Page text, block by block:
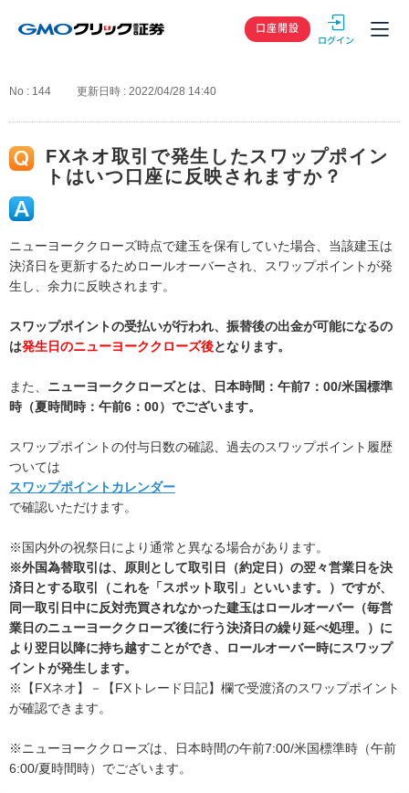
GMOクリック
口座開設
No : 144 更新日時 : 2022/04/28 14:40
FXネオ取引で発生したスワップポイン
トはいつ口座に反映されますか？
ニューヨーククローズ時点で建玉を保有していた場合、当該建玉は
決済日を更新するためロールオーバーされ、スワップポイントが発
生し、余力に反映されます。
スワップポイントの受払いが行われ、振替後の出金が可能になるの
は発生日のニューヨーククローズ後となります。
また、 ニューヨーククローズとは、日本時間：午前7：00/米国標準
時（夏時間時：午前6：00）でございます。
スワップポイントの付与日数の確認、過去のスワップポイント履歴
ついては
スワップポイントカレンダー
で確認いただけます。
※国内外の祝祭日により通常と異なる場合があります。
※外国為替取引は、原則として取引日（約定日）の翌々営業日を決
済日とする取引（これを「スポット取引」といいます。）ですが、
同一取引日中に反対売買されなかった建玉はロールオーバー（毎営
業日のニューヨーククローズ後に行う決済日の繰り延べ処理。）に
より翌日以降に持ち越すことができ、ロールオーバー時にスワップ
イントが発生します。
※【FXネオ】－【FXトレード日記】欄で受渡済のスワップポイント
が確認できます。
※ニューヨーククローズは、日本時間の午前7:00/米国標準時（午前
6:00/夏時間時）でございます。